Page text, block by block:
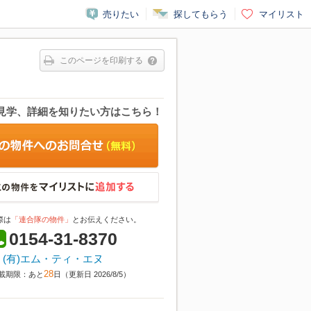
売りたい 探してもらう マイリスト
このページを印刷する
学、詳細を知りたい方はこちら！
は 「連合隊の物件」 とお伝えください。
0154-31-8370
(有)エム・ティ・エヌ
期限：あと28日（更新日 2026/8/5）